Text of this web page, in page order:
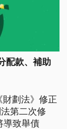
配款、補助
財劃法》修正
第二次修
導致舉債